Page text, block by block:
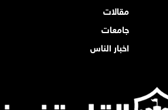
مقالات
جامعات
اخبار الناس